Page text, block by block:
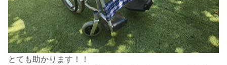
とても助かります！！